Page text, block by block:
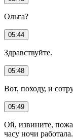
Ольга?
05:44
Здравствуйте.
05:48
Вот, походу, и
05:49
Ой, извините,
часу ночи работала.